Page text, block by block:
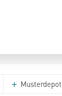
Musterdepot